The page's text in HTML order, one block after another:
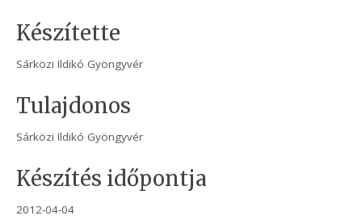
Készítette
Sárközi Ildikó Gyöngyvér
Tulajdonos
Sárközi Ildikó Gyöngyvér
Készítés időpontja
2012-04-04